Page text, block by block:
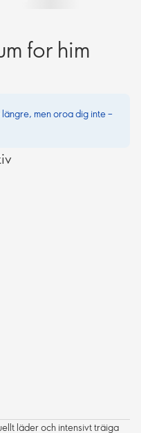
for him
men oroa dig inte –
läder och intensivt träiga